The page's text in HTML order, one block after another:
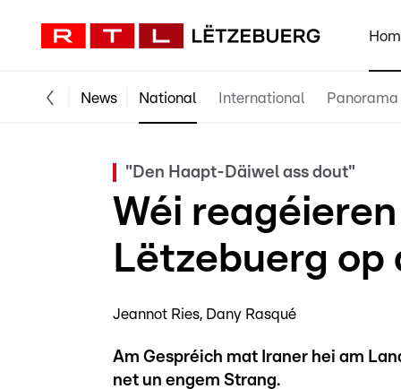
News National International Panorama
"Den Haapt-Däiwel ass dout"
Wéi
Lëtzebuerg
Jeannot Ries Dany Rasqué
Am Gespréich mat Iraner hei am
net un engem Strang.